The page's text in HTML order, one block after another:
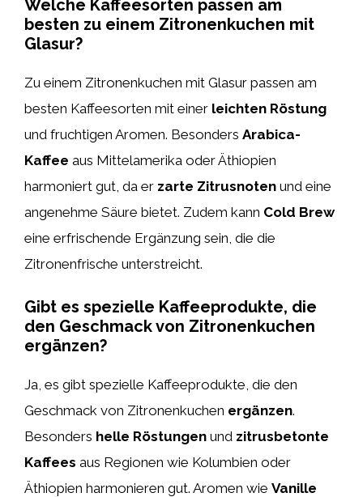
Welche Kaffeesorten passen am
besten zu einem Zitronenkuchen mit
Glasur?
Zu einem Zitronenkuchen mit Glasur passen am
besten Kaffeesorten mit einer leichten Röstung
und fruchtigen Aromen. Besonders Arabica-
Kaffee aus Mittelamerika oder Äthiopien
harmoniert gut, da er zarte Zitrusnoten und eine
angenehme Säure bietet. Zudem kann Cold Brew
eine erfrischende Ergänzung sein, die die
Zitronenfrische unterstreicht.
Gibt es spezielle Kaffeeprodukte, die
den Geschmack von Zitronenkuchen
ergänzen?
Ja, es gibt spezielle Kaffeeprodukte, die den
Geschmack von Zitronenkuchen ergänzen.
Besonders helle Röstungen und zitrusbetonte
Kaffees aus Regionen wie Kolumbien oder
Äthiopien harmonieren gut. Aromen wie Vanille